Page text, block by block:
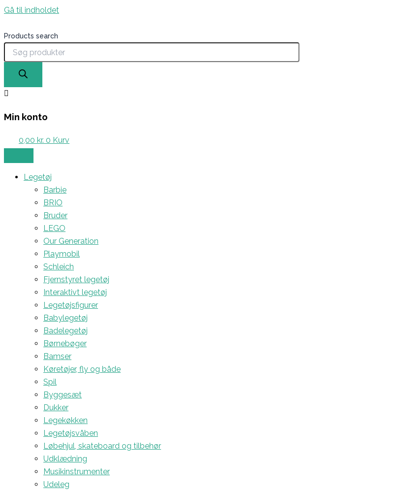
Gå til indholdet
Products search
Min konto
0,00 kr. 0 Kurv
Legetøj
Barbie
BRIO
Bruder
LEGO
Our Generation
Playmobil
Schleich
Fjernstyret legetøj
Interaktivt legetøj
Legetøjsfigurer
Babylegetøj
Badelegetøj
Børnebøger
Bamser
Køretøjer, fly og både
Spil
Byggesæt
Dukker
Legekøkken
Legetøjsvåben
Løbehjul, skateboard og tilbehør
Udklædning
Musikinstrumenter
Udeleg